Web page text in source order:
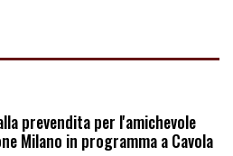
prevendita per l'amichevole
Milano in programma a Cavola